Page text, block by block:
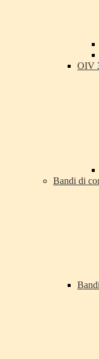
OIV
Bandi di